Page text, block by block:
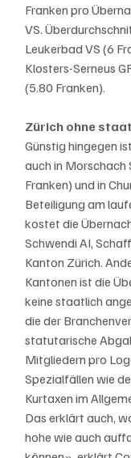
Franken pro
VS.
Leukerbad VS (6
Klosters-Serneus
(5.80 Franken).
Zürich ohne
Günstig hingegen
auch in Morschach
Franken) und in
Beteiligung am
kostet die
Schwendi AI,
Kanton Zürich.
Kantonen ist die
keine staatlich
die der
statutarische
Mitgliedern pro
Spezialfällen wie
Kurtaxen im
Das erklärt auch,
hohe wie auch